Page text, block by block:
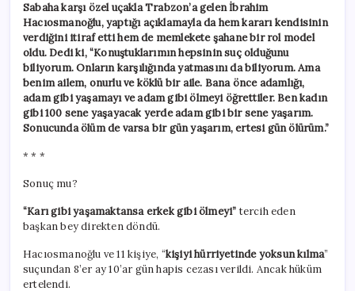
Sabaha karşı özel uçakla Trabzon’a gelen İbrahim
Hacıosmanoğlu, yaptığı açıklamayla da hem kararı kendisinin
verdiğini itiraf etti hem de memlekete şahane bir rol model
oldu. Dedi ki, “Konuştuklarımın hepsinin suç olduğunu
biliyorum. Onların karşılığında yatmasını da biliyorum. Ama
benim ailem, onurlu ve köklü bir aile. Bana önce adamlığı,
adam gibi yaşamayı ve adam gibi ölmeyi öğrettiler. Ben kadın
gibi 100 sene yaşayacak yerde adam gibi bir sene yaşarım.
Sonucunda ölüm de varsa bir gün yaşarım, ertesi gün ölürüm.”
* * *
Sonuç mu?
“Karı gibi yaşamaktansa erkek gibi ölmeyi”tercih eden
başkan bey direkten döndü.
Hacıosmanoğlu ve 11 kişiye, “kişiyi hürriyetinde yoksun kılma”
suçundan 8’er ay 10’ar gün hapis cezası verildi. Ancak hüküm
ertelendi.